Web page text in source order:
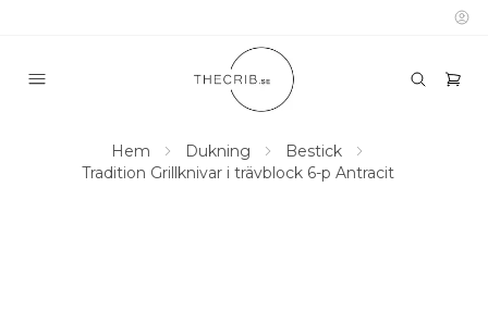
Hem Dukning
Bestick
Tradition Grillknivar i trävblock 6-p Antracit